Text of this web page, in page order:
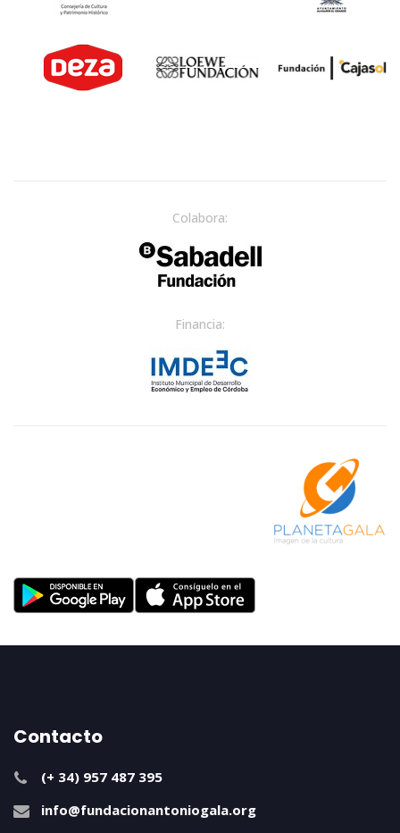
Colabora:
Financia:
Contacto
(+ 34) 957 487 395
info@fundacionantoniogala.org